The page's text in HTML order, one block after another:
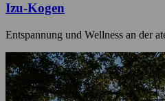
Izu-Kogen
Entspannung und Wellness an der